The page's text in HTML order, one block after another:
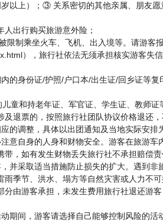
上）；③ 关系密切的其他亲属、朋友
出行购买旅游意外险；
限制乘坐火车、飞机、出入境等。请游客
），旅行社依法无须承担核实游客失
身份证/护照/户口本/出生证/回乡证等复
童和持老年证、军官证、学生证、教师
退票的，按照旅行社团队协议价格退还
的调整，具体以出团通知及当地实际安排
意自身的人身和财物安全。游客在旅游
，如有发生财物丢失旅行社不承担赔偿责
并采取适当措施防止损失的扩大。遇到
季节、洪水、塌方等自然灾害或人力不
由游客承担，未发生费用旅行社退还游
间，游客请选择自己能够控制风险的活